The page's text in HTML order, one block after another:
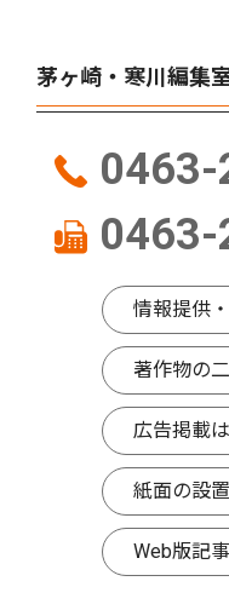
茅ヶ崎・寒川編集
情報提供
著作物の
広告掲載
紙面の設
Web版記